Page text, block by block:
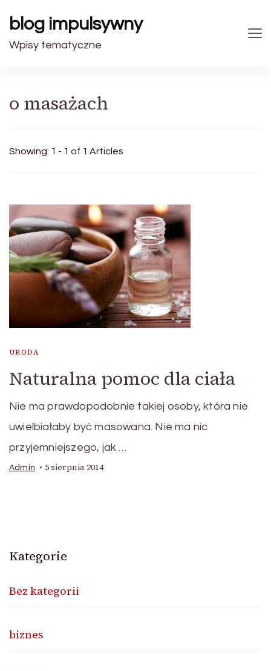
blog impulsywny
Wpisy tematyczne
o masażach
Showing: 1 - 1 of 1 Articles
URODA
Naturalna pomoc dla ciała
Nie ma prawdopodobnie takiej osoby, która nie
uwielbiałaby być masowana. Nie ma nic
przyjemniejszego, jak …
Admin 5 sierpnia 2014
Kategorie
Bez kategorii
biznes